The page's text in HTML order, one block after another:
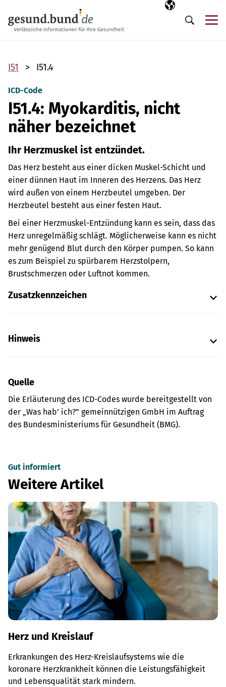
Ausgewählte
DE
Suche
I51 I51.4
ICD-Code
I51.4: Myokarditis, nicht
näher bezeichnet
Ihr Herzmuskel ist entzündet.
Das Herz besteht aus einer dicken Muskel-Schicht und
einer dünnen Haut im Inneren des Herzens. Das Herz
wird außen von einem Herzbeutel umgeben. Der
Herzbeutel besteht aus einer festen Haut.
Bei einer Herzmuskel-Entzündung kann es sein, dass das
Herz unregelmäßig schlägt. Möglicherweise kann es nicht
mehr genügend Blut durch den Körper pumpen. So kann
es zum Beispiel zu spürbarem Herzstolpern,
Brustschmerzen oder Luftnot kommen.
Zusatzkennzeichen
Hinweis
Quelle
Die Erläuterung des ICD-Codes wurde bereitgestellt von
der „Was hab’ ich?” gemeinnützigen GmbH im Auftrag
des Bundesministeriums für Gesundheit (BMG).
Gut informiert
Weitere Artikel
Herz und Kreislauf
Erkrankungen des Herz-Kreislaufsystems wie die
koronare Herzkrankheit können die Leistungsfähigkeit
und Lebensqualität stark mindern.